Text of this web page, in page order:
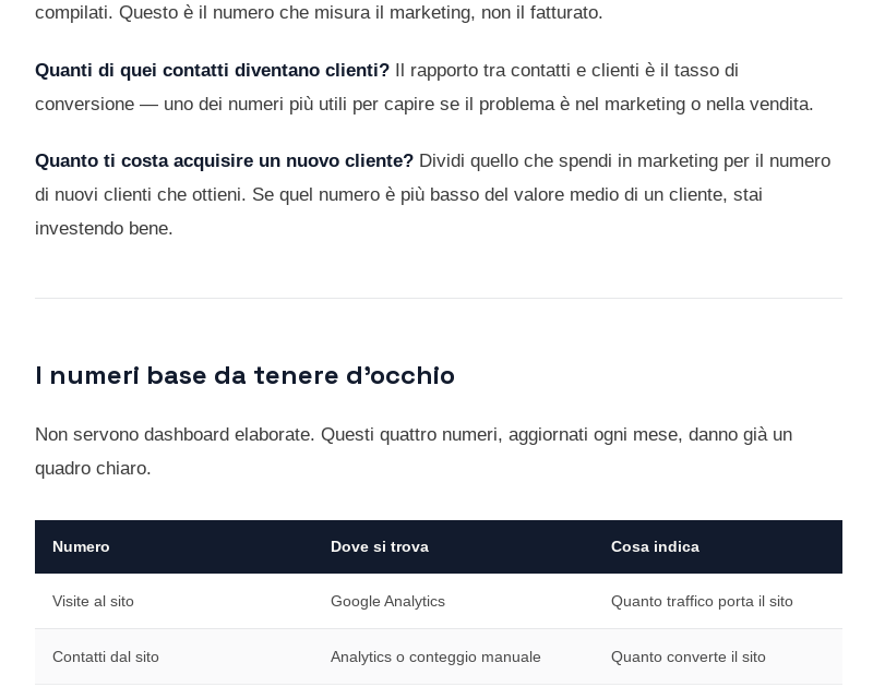
compilati. Questo è il numero che misura il marketing, non il fatturato.
Quanti di quei contatti diventano clienti? Il rapporto tra contatti e clienti è il tasso di
conversione — uno dei numeri più utili per capire se il problema è nel marketing o nella vendita.
Quanto ti costa acquisire un nuovo cliente? Dividi quello che spendi in marketing per il numero
di nuovi clienti che ottieni. Se quel numero è più basso del valore medio di un cliente, stai
investendo bene.
I numeri base da tenere d'occhio
Non servono dashboard elaborate. Questi quattro numeri, aggiornati ogni mese, danno già un
quadro chiaro.
Numero Dove si trova Cosa indica
Visite al sito Google Analytics Quanto traffico porta il sito
Contatti dal sito Analytics o conteggio manuale Quanto converte il sito